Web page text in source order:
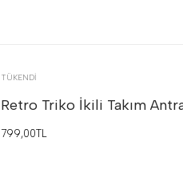
TÜKENDI
Retro Triko İkili Takım
799,00TL